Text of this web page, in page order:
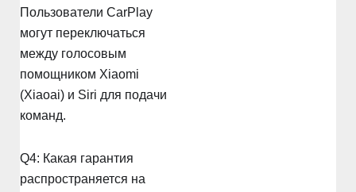
Пользователи CarPlay
могут переключаться
между голосовым
помощником Xiaomi
(Xiaoai) и Siri для подачи
команд.
Q4: Какая гарантия
распространяется на